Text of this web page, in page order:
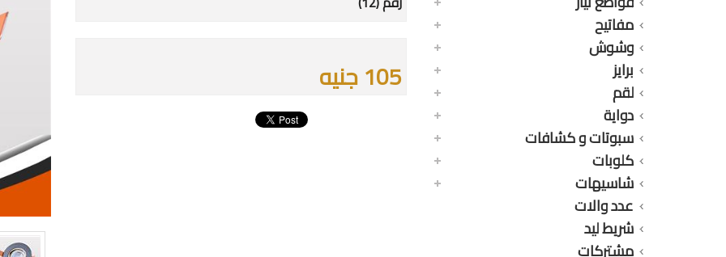
مفاتيح
وشوش
برايز
لقم
دواية
سبوتات و كشافات
كلوبات
شاسيهات
عدد والات
شريط ليد
مشتركات
105 جنيه